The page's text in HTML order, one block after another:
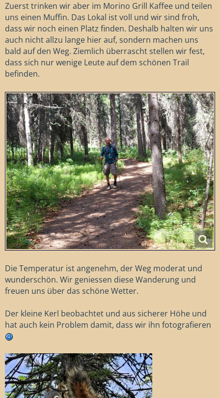
Zuerst trinken wir aber im Morino Grill Kaffee und teilen
uns einen Muffin. Das Lokal ist voll und wir sind froh,
dass wir noch einen Platz finden. Deshalb halten wir uns
auch nicht allzu lange hier auf, sondern machen uns
bald auf den Weg. Ziemlich überrascht stellen wir fest,
dass sich nur wenige Leute auf dem schönen Trail
befinden.
Die Temperatur ist angenehm, der Weg moderat und
wunderschön. Wir geniessen diese Wanderung und
freuen uns über das schöne Wetter.
Der kleine Kerl beobachtet und aus sicherer Höhe und
hat auch kein Problem damit, dass wir ihn fotografieren